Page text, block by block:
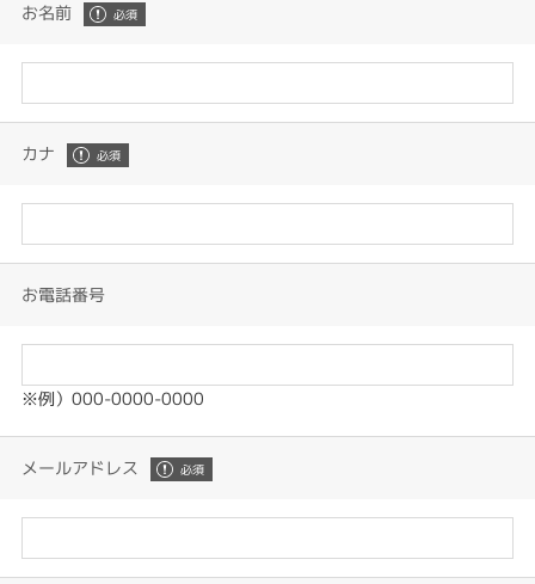
お名前
カナ
お電話番号
※例）000-0000-0000
メールアドレス